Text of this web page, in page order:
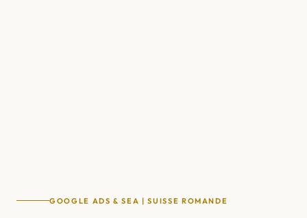
GOOGLE ADS & SEA | SUISSE ROMANDE